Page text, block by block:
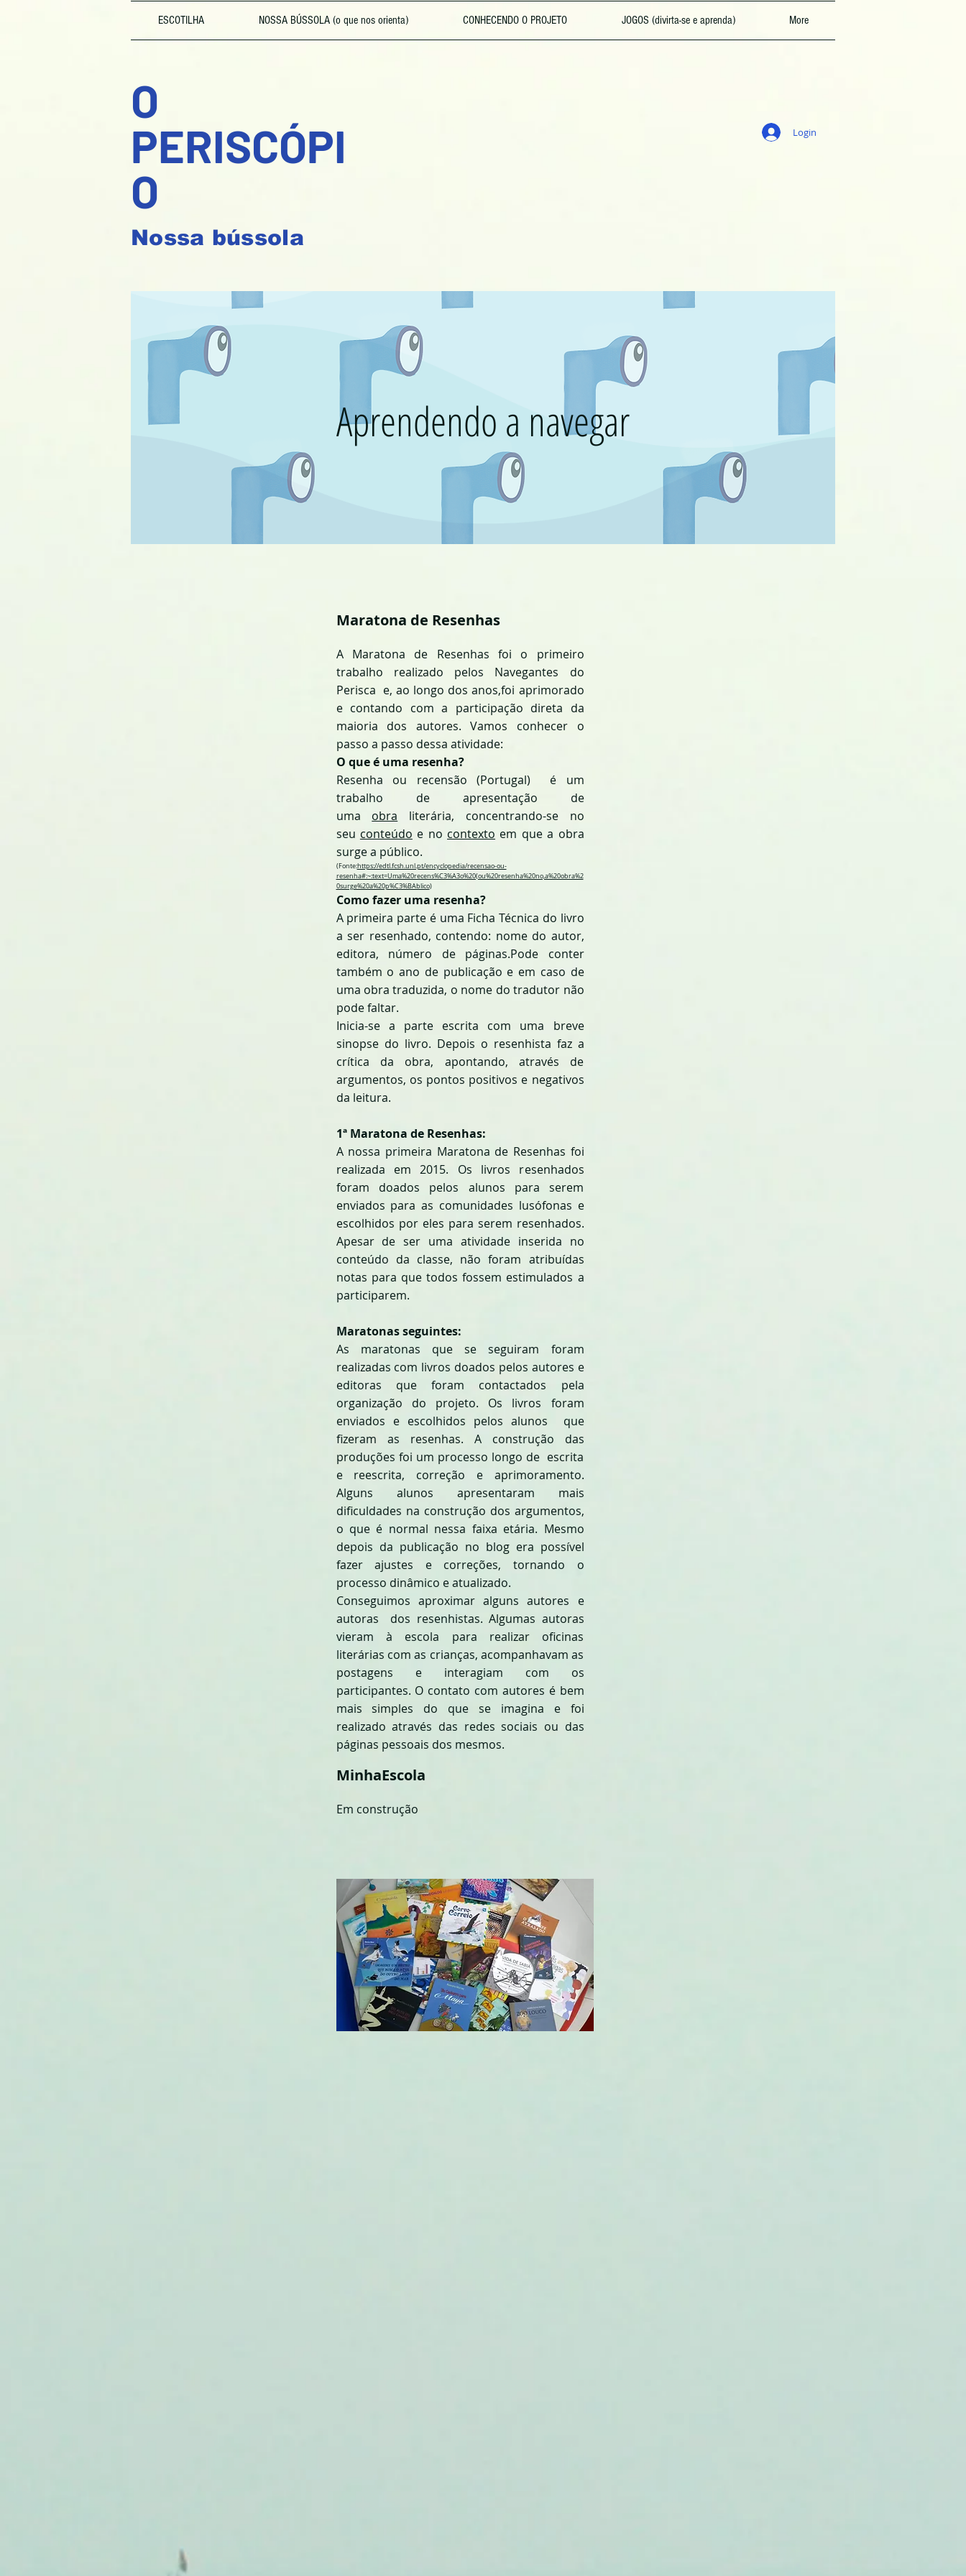
ESCOTILHA NOSSA BÚSSOLA (o que nos orienta) CONHECENDO O PROJETO JOGOS (divirta-se e aprenda) More
O
PERISCÓPI
O
Login
Nossa bússola
Aprendendo a navegar
Maratona de Resenhas
A Maratona de Resenhas foi o primeiro
trabalho realizado pelos Navegantes do
Perisca e, ao longo dos anos,foi aprimorado
e contando com a participação direta da
maioria dos autores. Vamos conhecer o
passo a passo dessa atividade:
O que é uma resenha?
Resenha ou recensão (Portugal) é um
trabalho de apresentação de
uma obra literária, concentrando-se no
seu conteúdo e no contexto em que a obra
surge a público.
(Fonte:https://edtl.fcsh.unl.pt/encyclopedia/recensao-ou-
resenha#:~:text=Uma%20recens%C3%A3o%20(ou%20resenha%20no,a%20obra%2
0surge%20a%20p%C3%BAblico)
Como fazer uma resenha?
A primeira parte é uma Ficha Técnica do livro
a ser resenhado, contendo: nome do autor,
editora, número de páginas.Pode conter
também o ano de publicação e em caso de
uma obra traduzida, o nome do tradutor não
pode faltar.
Inicia-se a parte escrita com uma breve
sinopse do livro. Depois o resenhista faz a
crítica da obra, apontando, através de
argumentos, os pontos positivos e negativos
da leitura.
1ª Maratona de Resenhas:
A nossa primeira Maratona de Resenhas foi
realizada em 2015. Os livros resenhados
foram doados pelos alunos para serem
enviados para as comunidades lusófonas e
escolhidos por eles para serem resenhados.
Apesar de ser uma atividade inserida no
conteúdo da classe, não foram atribuídas
notas para que todos fossem estimulados a
participarem.
Maratonas seguintes:
As maratonas que se seguiram foram
realizadas com livros doados pelos autores e
editoras que foram contactados pela
organização do projeto. Os livros foram
enviados e escolhidos pelos alunos que
fizeram as resenhas. A construção das
produções foi um processo longo de escrita
e reescrita, correção e aprimoramento.
Alguns alunos apresentaram mais
dificuldades na construção dos argumentos,
o que é normal nessa faixa etária. Mesmo
depois da publicação no blog era possível
fazer ajustes e correções, tornando o
processo dinâmico e atualizado.
Conseguimos aproximar alguns autores e
autoras dos resenhistas. Algumas autoras
vieram à escola para realizar oficinas
literárias com as crianças, acompanhavam as
postagens e interagiam com os
participantes. O contato com autores é bem
mais simples do que se imagina e foi
realizado através das redes sociais ou das
páginas pessoais dos mesmos.
MinhaEscola
Em construção